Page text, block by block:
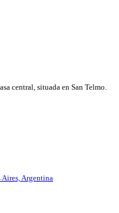
central, situada en San Telmo.
Argentina